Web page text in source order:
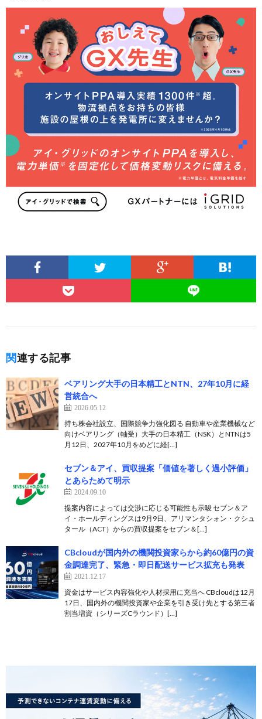
関連する記事
ベアリング大手の日本精工とNTN、27年10月に経
営統合へ
2026.05.12
持ち株会社設立、国際競争力強化図る 自動車や産業機械など
向けベアリング（軸受）大手の日本精工（NSK）とNTNは5
月12日、2027年10月をめどに経[…]
セブン＆アイ、買収提案「価値を著しく過小評価」
とあらためて明示
2024.09.10
提案内容によっては交渉に応じる可能性も示唆 セブン＆ア
イ・ホールディングスは9月9日、アリマンタシォン・クシュ
タール（ACT）からの買収提案をセブン＆[…]
CBcloudが国内外の機関投資家らから約60億円の資
金調達完了、緊急・即日配送サービス拡充も発表
2021.12.17
資金はサービス内容強化や人材採用に充当へ CBcloudは12月
17日、国内外の機関投資家や企業を引き受け先とする第三者
割当増資（シリーズCラウンド）[…]